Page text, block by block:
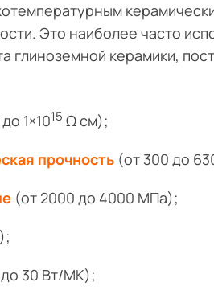
Это наиболее часто
глиноземной керамики,
до 1×1015 Ω см);
прочность(от 300 до
(от 2000 до 4000 МПа);
30 Вт/МК);